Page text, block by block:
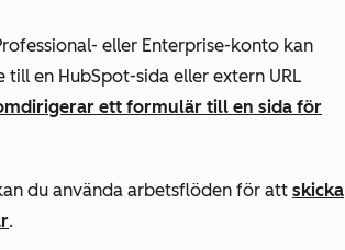
eller Enterprise-konto kan
en HubSpot-sida eller extern URL
ett formulär till en sida för
du använda arbetsflöden för att skicka
.